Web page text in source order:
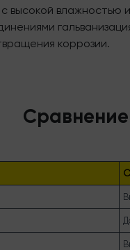
высокой влажностью
коррозии.